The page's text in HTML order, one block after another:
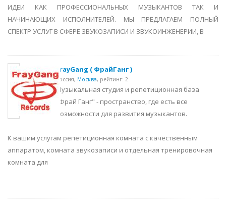
ИДЕИ КАК ПРОФЕССИОНАЛЬНЫХ МУЗЫКАНТОВ ТАК И
НАЧИНАЮЩИХ ИСПОЛНИТЕЛЕЙ. МЫ ПРЕДЛАГАЕМ ПОЛНЫЙ
СПЕКТР УСЛУГ В СФЕРЕ ЗВУКОЗАПИСИ И ЗВУКОИНЖЕНЕРИИ, В
FrayGang ( ФрайГанг )
Россия, Москва, рейтинг: 2
Музыкальная студия и репетиционная база
"Фрай Ганг" - пространство, где есть все
возможности для развития музыкантов.
К вашим услугам репетиционная комната с качественным
аппаратом, комната звукозаписи и отдельная тренировочная
комната для